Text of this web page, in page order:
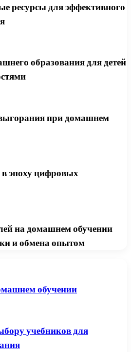
ресурсы для эффективного
образования для детей
при домашнем
эпоху цифровых
на домашнем обучении
и обмена опытом
обучении
учебников для